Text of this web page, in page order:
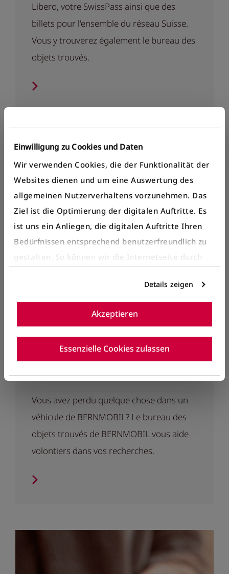
Einwilligung zu Cookies und Daten
Wir verwenden Cookies, die der Funktionalität der
Websites dienen und um eine Auswertung des
allgemeinen Nutzerverhaltens vorzunehmen. Das
Ziel ist die Optimierung der digitalen Auftritte. Es
ist uns ein Anliegen, die digitalen Auftritte Ihren
Bedürfnissen entsprechend benutzerfreundlich zu
gestalten. So können wir die Internetseite durch
Internetseite, die für Sie interessant sein können,
optimieren.
Details entnehmen Sie bitte unserer
Details zeigen
Akzeptieren
Essenzielle Cookies zulassen
Libero, votre SwissPass ainsi que des
billets pour l'ensemble du réseau Suisse.
Vous y trouverez également le bureau des
objets trouvés.
Vous avez perdu quelque chose dans un
véhicule de BERNMOBIL? Le bureau des
objets trouvés de BERNMOBIL vous aide
volontiers dans vos recherches.